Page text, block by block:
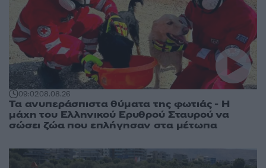
09:0208.08.26
Τα ανυπεράσπιστα θύματα της φωτιάς - Η
μάχη του Ελληνικού Ερυθρού Σταυρού να
σώσει ζώα που επλήγησαν στα μέτωπα